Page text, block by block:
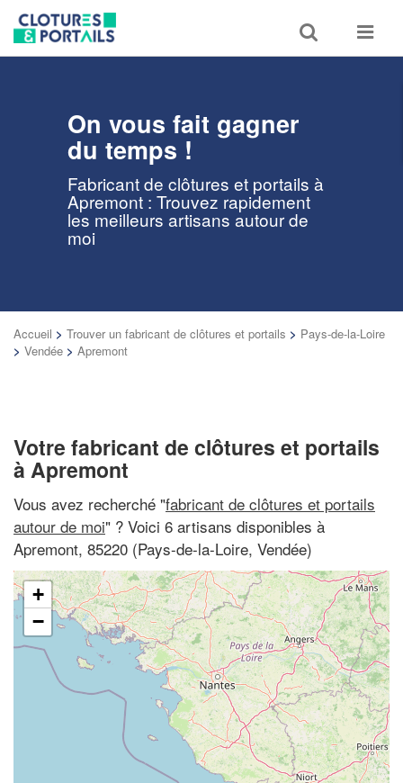
Toggle
search
Toggle
On vous fait gagner
du temps !
Fabricant de clôtures et portails à
Apremont : Trouvez rapidement
les meilleurs artisans autour de
moi
Accueil > Trouver un fabricant de clôtures et portails > Pays-de-la-Loire
> Vendée > Apremont
Votre fabricant de clôtures et portails
à Apremont
Vous avez recherché "fabricant de clôtures et portails
autour de moi" ? Voici 6 artisans disponibles à
Apremont, 85220 (Pays-de-la-Loire, Vendée)
+
−